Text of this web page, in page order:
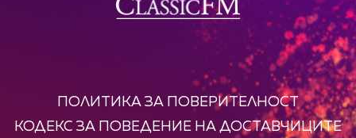
ПОЛИТИКА ЗА ПОВЕРИТЕЛНОСТ
КОДЕКС ЗА ПОВЕДЕНИЕ НА ДОСТАВЧИЦИТЕ